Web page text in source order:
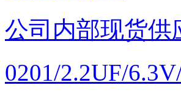
公司内部现货供
0201/2.2UF/